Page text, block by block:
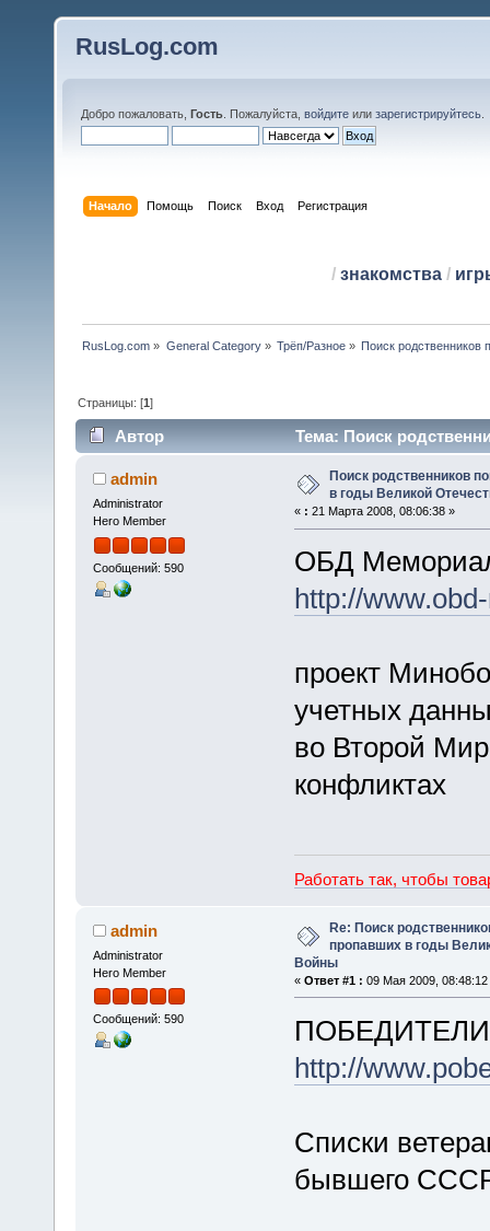
RusLog.com
Добро пожаловать, Гость . Пожалуйста, войдите или зарегистрируйтесь
Начало Помощь Поиск Вход Регистрация
/ знакомства/
RusLog.com » General Category» Трёп/Разное» Поиск родственников
Страницы: [1]
Автор
Тема: Поиск
Отечественной Войны (Прочитано 49671 раз)
admin
Administrator
Hero Member
Сообщений: 590
Поиск родственников
в годы Великой
« : 21 Марта 2008, 08:06:38 »
ОБД
http://
проект
учетных
во Второй
конфликтах
Работать так, чтобы
admin
Administrator
Hero Member
Сообщений: 590
Re: Поиск
пропавших в годы
Войны
« Ответ #1 : 09 Мая 2009, 08:48:12
ПОБЕДИТЕЛИ
http://
Списки
бывшего